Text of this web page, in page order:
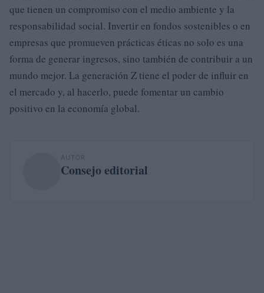
que tienen un compromiso con el medio ambiente y la
responsabilidad social. Invertir en fondos sostenibles o en
empresas que promueven prácticas éticas no solo es una
forma de generar ingresos, sino también de contribuir a un
mundo mejor. La generación Z tiene el poder de influir en
el mercado y, al hacerlo, puede fomentar un cambio
positivo en la economía global.
AUTOR
Consejo editorial